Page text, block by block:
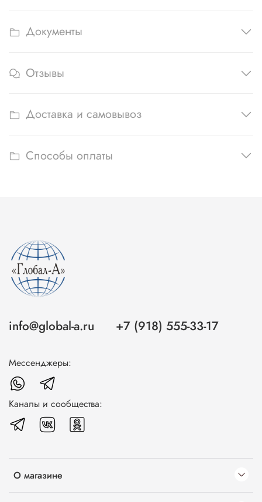
Документы
Отзывы
Доставка и самовывоз
Способы оплаты
О магазине
info@global-a.ru +7 (918) 555-33-17
Мессенджеры:
Каналы и сообщества: